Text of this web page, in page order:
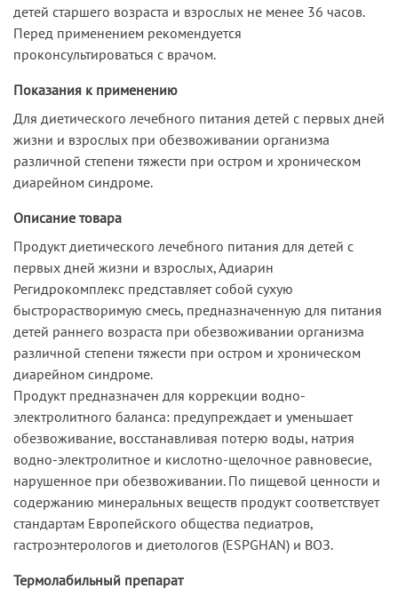
детей старшего возраста и взрослых не менее 36 часов.
Перед применением рекомендуется
проконсультироваться с врачом.
Показания к применению
Для диетического лечебного питания детей с первых дней
жизни и взрослых при обезвоживании организма
различной степени тяжести при остром и хроническом
диарейном синдроме.
Описание товара
Продукт диетического лечебного питания для детей с
первых дней жизни и взрослых, Адиарин
Регидрокомплекс представляет собой сухую
быстрорастворимую смесь, предназначенную для питания
детей раннего возраста при обезвоживании организма
различной степени тяжести при остром и хроническом
диарейном синдроме.
Продукт предназначен для коррекции водно-
электролитного баланса: предупреждает и уменьшает
обезвоживание, восстанавливая потерю воды, натрия
водно-электролитное и кислотно-щелочное равновесие,
нарушенное при обезвоживании. По пищевой ценности и
содержанию минеральных веществ продукт соответствует
стандартам Европейского общества педиатров,
гастроэнтерологов и диетологов (ESPGHAN) и ВОЗ.
Термолабильный препарат